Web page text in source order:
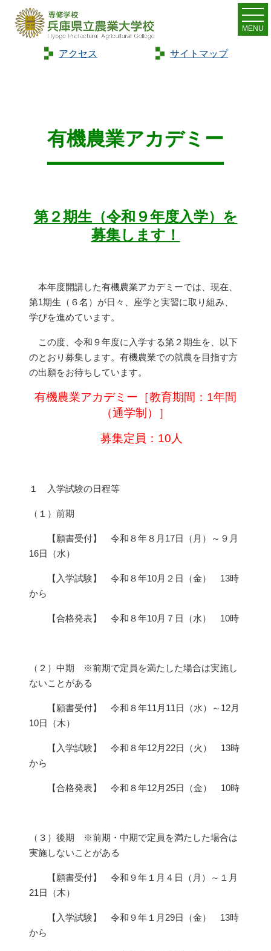
アクセス サイトマップ
MENU
Home> 教育>有機農業アカデミー #2
有機農業アカデミー
第２期生（令和９年度入学）を
募集します！
本年度開講した有機農業アカデミーでは、現在、
第1期生（６名）が日々、座学と実習に取り組み、
学びを進めています。
この度、令和９年度に入学する第２期生を、以下
のとおり募集します。有機農業での就農を目指す方
の出願をお待ちしています。
有機農業アカデミー［教育期間：1年間
（通学制）］
募集定員：10人
１ 入学試験の日程等
（１）前期
【願書受付】 令和８年８月17日（月）～９月
16日（水）
【入学試験】 令和８年10月２日（金） 13時
から
【合格発表】 令和８年10月７日（水） 10時
（２）中期 ※前期で定員を満たした場合は実施し
ないことがある
【願書受付】 令和８年11月11日（水）～12月
10日（木）
【入学試験】 令和８年12月22日（火） 13時
から
【合格発表】 令和８年12月25日（金） 10時
（３）後期 ※前期・中期で定員を満たした場合は
実施しないことがある
【願書受付】 令和９年１月４日（月）～１月
21日（木）
【入学試験】 令和９年１月29日（金） 13時
から